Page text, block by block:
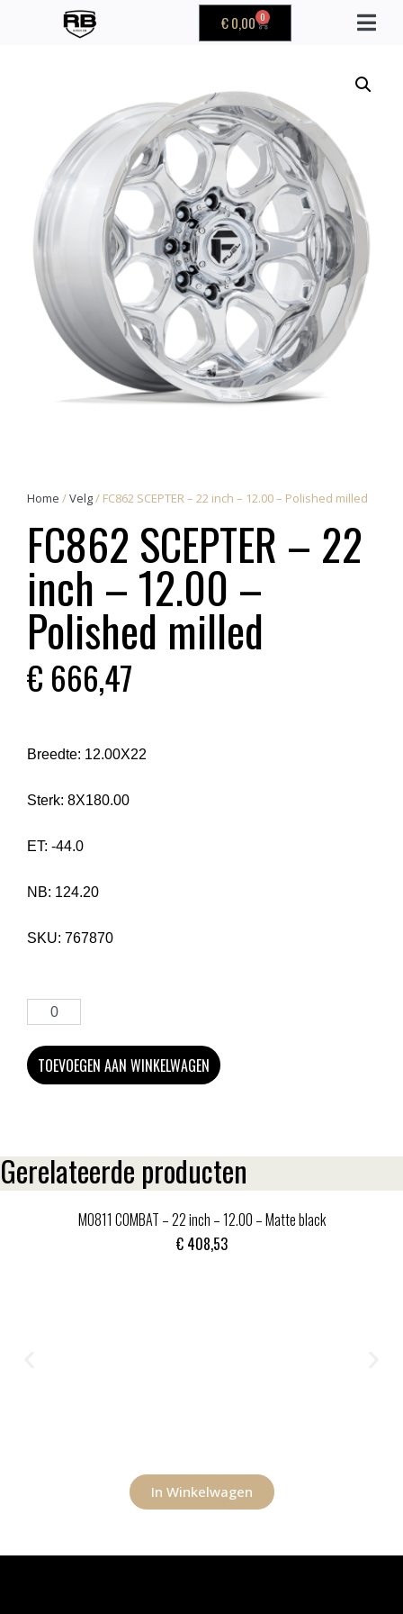
€0,00 0
Home /Velg/ FC862 SCEPTER – 22 inch – 12.00 – Polished milled
FC862 SCEPTER – 22
inch – 12.00 –
Polished milled
€ 666,47
Breedte: 12.00X22
Sterk: 8X180.00
ET: -44.0
NB: 124.20
SKU: 767870
TOEVOEGEN AAN WINKELWAGEN
Gerelateerde producten
MO811 COMBAT – 22 inch – 12.00 – Matte black
€408,53
In Winkelwagen